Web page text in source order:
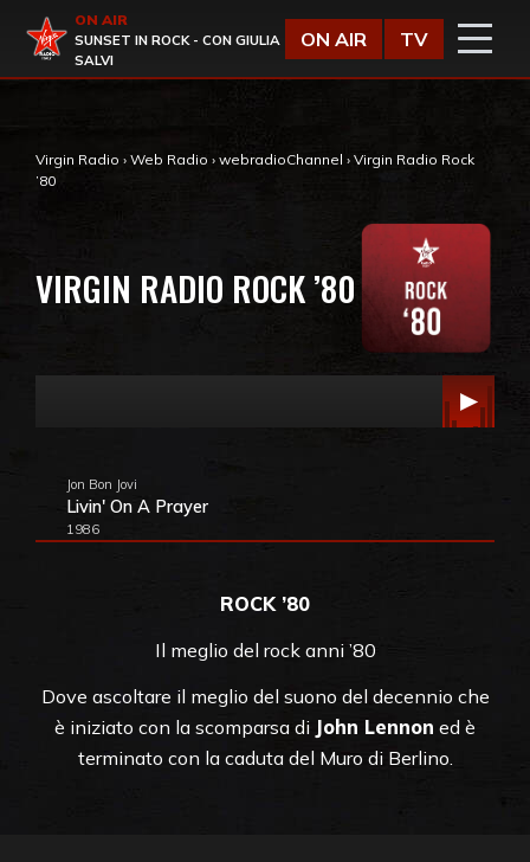
Virgin Radio
ON AIR
SUNSET IN ROCK - CON GIULIA
SALVI
ON AIR TV
Virgin Radio › Web Radio › webradioChannel › Virgin Radio Rock
’80
VIRGIN RADIO ROCK ’80
Jon Bon Jovi
Livin' On A Prayer
1986
ROCK ’80
Il meglio del rock anni ’80
Dove ascoltare il meglio del suono del decennio che
è iniziato con la scomparsa di John Lennon ed è
terminato con la caduta del Muro di Berlino.